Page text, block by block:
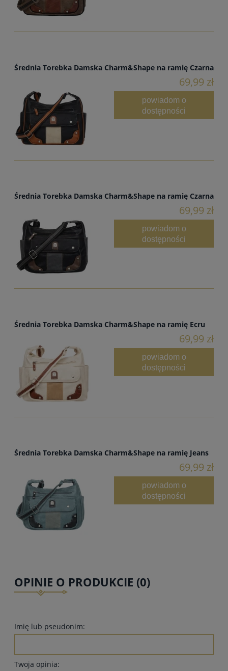
Średnia Torebka Damska Charm&Shape na ramię Czarna
69,99 zł
powiadom o
dostępności
Średnia Torebka Damska Charm&Shape na ramię Czarna
69,99 zł
powiadom o
dostępności
Średnia Torebka Damska Charm&Shape na ramię Ecru
69,99 zł
powiadom o
dostępności
Średnia Torebka Damska Charm&Shape na ramię Jeans
69,99 zł
powiadom o
dostępności
OPINIE O PRODUKCIE (0)
Imię lub pseudonim:
Twoja opinia: